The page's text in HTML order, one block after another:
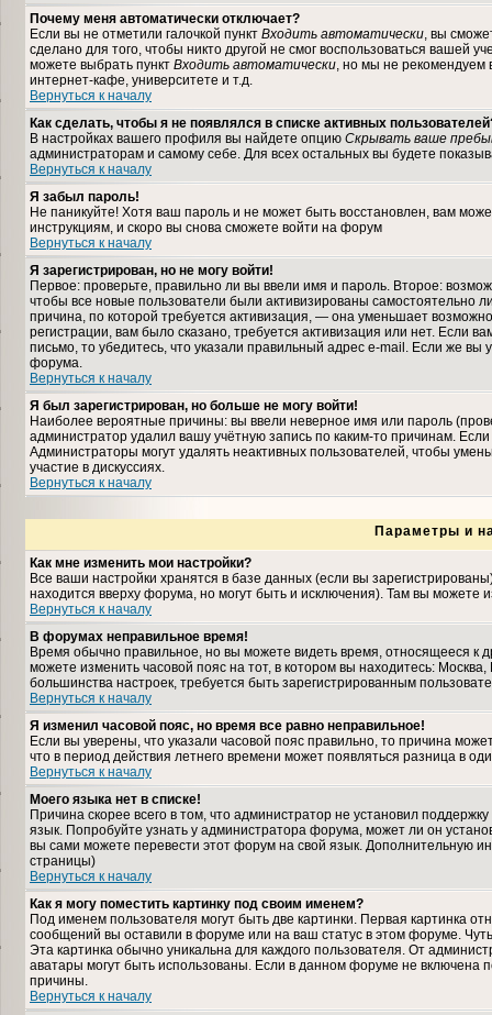
Почему меня автоматически отключает?
Если вы не отметили галочкой пункт Входить автоматически, вы
сделано для того, чтобы никто другой не смог воспользоваться вашей
можете выбрать пункт Входить автоматически, но мы не рекомендуем
интернет-кафе, университете и т.д.
Вернуться к началу
Как сделать, чтобы я не появлялся в списке активных
В настройках вашего профиля вы найдете опцию Скрывать ваше
администраторам и самому себе. Для всех остальных вы будете
Вернуться к началу
Я забыл пароль!
Не паникуйте! Хотя ваш пароль и не может быть восстановлен, вам
инструкциям, и скоро вы снова сможете войти на форум
Вернуться к началу
Я зарегистрирован, но не могу войти!
Первое: проверьте, правильно ли вы ввели имя и пароль. Второе:
чтобы все новые пользователи были активизированы самостоятельно
причина, по которой требуется активизация, — она уменьшает
регистрации, вам было сказано, требуется активизация или нет. Если
письмо, то убедитесь, что указали правильный адрес e-mail. Если же
форума.
Вернуться к началу
Я был зарегистрирован, но больше не могу войти!
Наиболее вероятные причины: вы ввели неверное имя или пароль
администратор удалил вашу учётную запись по каким-то причинам.
Администраторы могут удалять неактивных пользователей, чтобы
участие в дискуссиях.
Вернуться к началу
Параметры и
Как мне изменить мои настройки?
Все ваши настройки хранятся в базе данных (если вы
находится вверху форума, но могут быть и исключения). Там вы можете
Вернуться к началу
В форумах неправильное время!
Время обычно правильное, но вы можете видеть время, относящееся к
можете изменить часовой пояс на тот, в котором вы находитесь:
большинства настроек, требуется быть зарегистрированным
Вернуться к началу
Я изменил часовой пояс, но время все равно неправильное!
Если вы уверены, что указали часовой пояс правильно, то причина
что в период действия летнего времени может появляться разница в
Вернуться к началу
Моего языка нет в списке!
Причина скорее всего в том, что администратор не установил
язык. Попробуйте узнать у администратора форума, может ли он
вы сами можете перевести этот форум на свой язык. Дополнительную
страницы)
Вернуться к началу
Как я могу поместить картинку под своим именем?
Под именем пользователя могут быть две картинки. Первая картинка
сообщений вы оставили в форуме или на ваш статус в этом форуме.
Эта картинка обычно уникальна для каждого пользователя. От
аватары могут быть использованы. Если в данном форуме не включена
причины.
Вернуться к началу